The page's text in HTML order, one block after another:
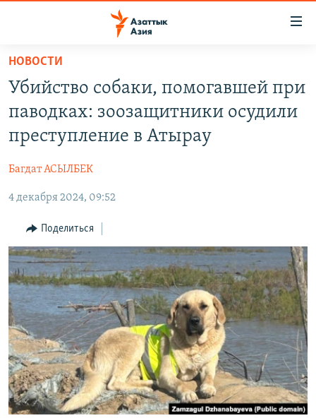
Вернуться
основному
содержанию
главной
Вернутся
поиску
ЦЕНТРАЛЬНАЯ АЗИЯ
ТАДЖИКИСТАН
ҚАЗАҚША
КЫРГЫЗЧА
ЎЗБЕКЧА
ТОҶИКӢ
TÜRKMENÇE
ПОДПИШИТЕСЬ НА НАС В СОЦСЕТЯХ
Все сайты РСЕ/РС
НОВОСТИ
Убийство собаки, помогавшей при
паводках: зоозащитники осудили
преступление в Атырау
Багдат АСЫЛБЕК
4 декабря 2024, 09:52
Поделиться